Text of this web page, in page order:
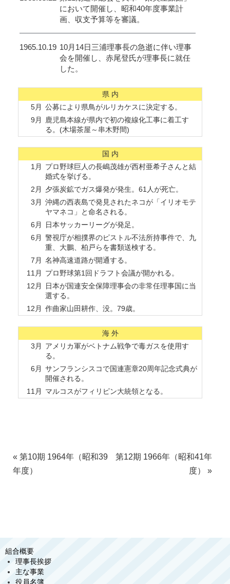
において開催し、昭和40年度事業計
画、収支予算等を審議。
1965.10.19 10月14日三浦理事長の急逝に伴い理事
会を開催し、赤尾登氏が理事長に就任
した。
県 内
5月
公募により県鳥がルリカケスに決定する。
9月
鹿児島本線が県内で初の複線化工事に着工す
る。(木場茶屋～串木野間)
国 内
1月
プロ野球巨人の長嶋茂雄が西村亜希子さんと結
婚式を挙げる。
2月
夕張炭鉱でガス爆発が発生。61人が死亡。
3月
沖縄の西表島で発見されたネコが「イリオモテ
ヤマネコ」と命名される。
6月
日本サッカーリーグが発足。
6月
警視庁が相撲界のピストル不法所持事件で、九
重、大鵬、柏戸らを書類送検する。
7月
名神高速道路が開通する。
11月
プロ野球第1回ドラフト会議が開かれる。
12月
日本が国連安全保障理事会の非常任理事国に当
選する。
12月
作曲家山田耕作、没。79歳。
海 外
3月
アメリカ軍がベトナム戦争で毒ガスを使用す
る。
6月 サンフランシスコで国連憲章20周年記念式典が
開催される。
11月
マルコスがフィリピン大統領となる。
« 第10期 1964年（昭和39
年度）
第12期 1966年（昭和41年
度） »
組合概要
理事長挨拶
主な事業
役員名簿